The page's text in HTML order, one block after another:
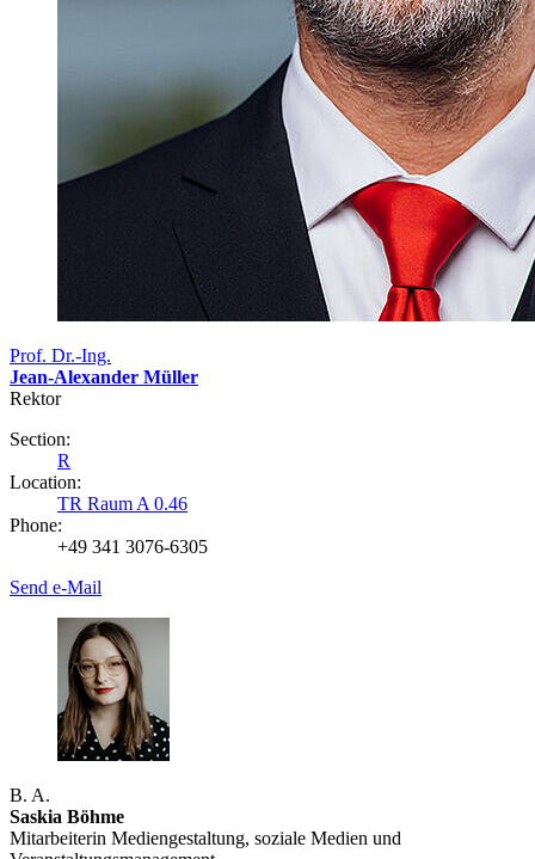
Prof. Dr.-Ing.
Jean-Alexander Müller
Rektor
Section:
R
Location:
TR Raum A 0.46
Phone:
+49 341 3076-6305
Send e-Mail
B. A.
Saskia Böhme
Mitarbeiterin Mediengestaltung, soziale Medien und